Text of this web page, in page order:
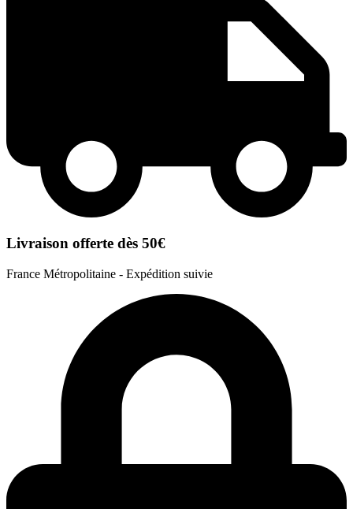
Livraison offerte dès 50€
France Métropolitaine - Expédition suivie